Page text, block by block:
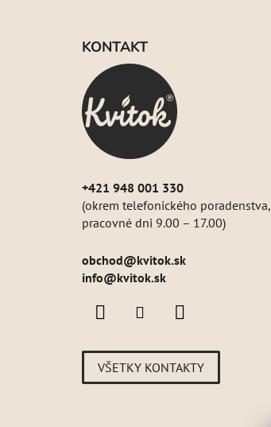
KONTAKT
+421 948 001 330
(okrem telefonického poradenstva,
pracovné dni 9.00 – 17.00)
obchod@kvitok.sk
info@kvitok.sk
VŠETKY KONTAKTY